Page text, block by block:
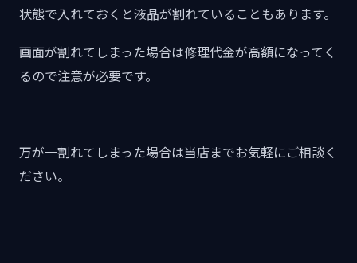
状態で入れておくと液晶が割れていることもあります。
画面が割れてしまった場合は修理代金が高額になってく
るので注意が必要です。
万が一割れてしまった場合は当店までお気軽にご相談く
ださい。